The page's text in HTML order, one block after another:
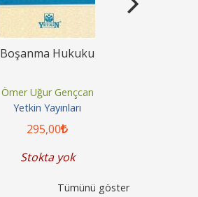
Boşanma Hukuku
Ömer Uğur Gençcan
Yetkin Yayınları
295,00
Stokta yok
Tümünü göster